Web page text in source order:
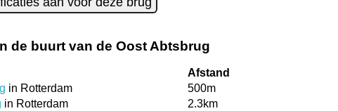
de buurt van de Oost Abtsbrug
Afstand
in Rotterdam
500m
in Rotterdam
2.3km